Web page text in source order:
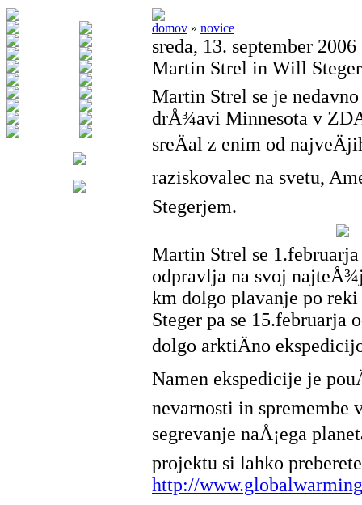
domov » novice
sreda, 13. september 2006
Martin Strel in Will Steger
Martin Strel se je
drÅ¾avi Minnesota v
sreÄal z enim od
raziskovalec na svetu,
Stegerjem.
Martin Strel se
odpravlja na svoj
km dolgo plavanje po
Steger pa se 15.februarja
dolgo arktiÄno
Namen ekspedicije je
nevarnosti in spremembe
segrevanje naÅ¡ega
projektu si lahko
http://